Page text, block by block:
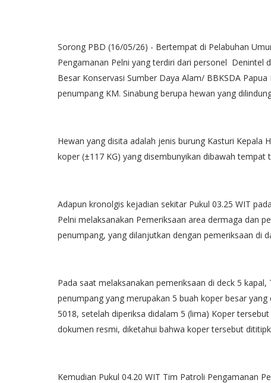
Sorong PBD (16/05/26) - Bertempat di Pelabuhan
Pengamanan Pelni yang terdiri dari personel Denintel
Besar Konservasi Sumber Daya Alam/ BBKSDA
penumpang KM. Sinabung berupa hewan yang
Hewan yang disita adalah jenis burung Kasturi Kepala
koper (±117 KG) yang disembunyikan dibawah tempat
Adapun kronolgis kejadian sekitar Pukul 03.25 WIT
Pelni melaksanakan Pemeriksaan area dermaga dan
penumpang, yang dilanjutkan dengan pemeriksaan di
Pada saat melaksanakan pemeriksaan di deck 5
penumpang yang merupakan 5 buah koper besar
5018, setelah diperiksa didalam 5 (lima) Koper
dokumen resmi, diketahui bahwa koper tersebut
Kemudian Pukul 04.20 WIT Tim Patroli Pengamanan